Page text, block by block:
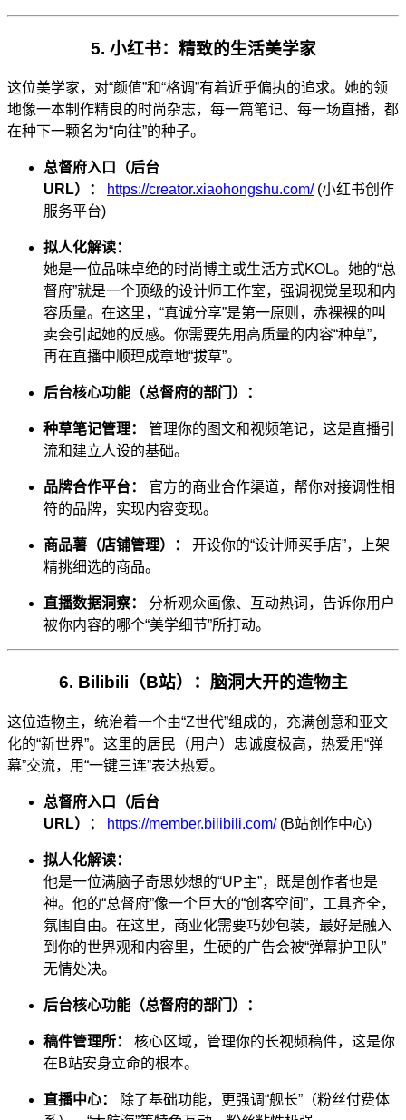
5. 小红书：精致的生活美学家
这位美学家，对“颜值”和“格调”有着近乎偏执的追求。她的领
地像一本制作精良的时尚杂志，每一篇笔记、每一场直播，都
在种下一颗名为“向往”的种子。
总督府入口（后台
URL）：
https://creator.xiaohongshu.com/(小红书创作
服务平台)
拟人化解读：
她是一位品味卓绝的时尚博主或生活方式KOL。她的“总
督府”就是一个顶级的设计师工作室，强调视觉呈现和内
容质量。在这里，“真诚分享”是第一原则，赤裸裸的叫
卖会引起她的反感。你需要先用高质量的内容“种草”，
再在直播中顺理成章地“拔草”。
后台核心功能（总督府的部门）：
种草笔记管理：
管理你的图文和视频笔记，这是直播引
流和建立人设的基础。
品牌合作平台：
官方的商业合作渠道，帮你对接调性相
符的品牌，实现内容变现。
商品薯（店铺管理）：
开设你的“设计师买手店”，上架
精挑细选的商品。
直播数据洞察：
分析观众画像、互动热词，告诉你用户
被你内容的哪个“美学细节”所打动。
6. Bilibili（B站）：脑洞大开的造物主
这位造物主，统治着一个由“Z世代”组成的，充满创意和亚文
化的“新世界”。这里的居民（用户）忠诚度极高，热爱用“弹
幕”交流，用“一键三连”表达热爱。
总督府入口（后台
URL）：
https://member.bilibili.com/(B站创作中心)
拟人化解读：
他是一位满脑子奇思妙想的“UP主”，既是创作者也是
神。他的“总督府”像一个巨大的“创客空间”，工具齐全，
氛围自由。在这里，商业化需要巧妙包装，最好是融入
到你的世界观和内容里，生硬的广告会被“弹幕护卫队”
无情处决。
后台核心功能（总督府的部门）：
稿件管理所：
核心区域，管理你的长视频稿件，这是你
在B站安身立命的根本。
直播中心：
除了基础功能，更强调“舰长”（粉丝付费体